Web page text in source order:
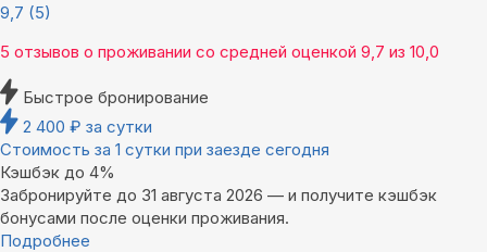
9,7 (5)
5 отзывов о проживании со средней оценкой 9,7 из 10,0
Быстрое бронирование
2 400 ₽ за сутки
Стоимость за 1 сутки при заезде сегодня
Кэшбэк до 4%
Забронируйте до 31 августа 2026 — и получите кэшбэк
бонусами после оценки проживания.
Подробнее